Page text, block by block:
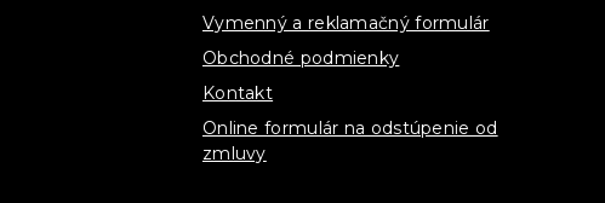
Vymenný a reklamačný formulár
Obchodné podmienky
Kontakt
Online formulár na odstúpenie od
zmluvy